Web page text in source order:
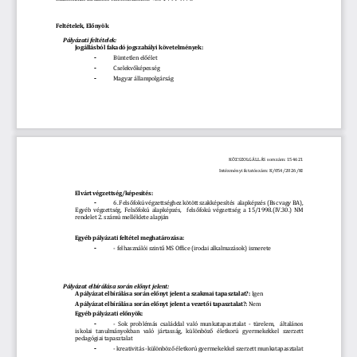
Feltételek, Előnyök
Pályázati feltételek:
Jogállásból fakadó jogszabályi követelmények:
-
Büntetlen előélet
-
Cselekvőképesség
-
Magyar állampolgárság
KÖZSZOLGÁLLÁS sorszám: 154621
Intézményi iktatószám: K/054/2026/KI
Elvárt végzettség/képesítés:
-
6. Felsőfokú végzettséghez kötött szakképesítés  alapképzés (Bsc vagy BA),
Egyéb  végzettség, Felsőfokú
  alapképzés,
felsőfokú
  végzettség  a  15/1998.(IV.30.)  NM
rendelet 2. számú melléklete alapján
Egyéb pályázati feltétel meghatározása:
-
- felhasználói szintű MS Office (irodai alkalmazások) ismerete
Pályázat elbírálása során előnyt jelent:
A pályázat elbírálása során előnyt jelent a szakmai tapasztalat?: Igen
A pályázat elbírálása során előnyt jelent a vezetői tapasztalat?: Nem
Egyéb pályázati előnyök:
-
-  Sok  problémás  családdal  való  munkatapasztalat  -  türelem,    általános
iskolai   tanulmányokban   való   jártasság,
különböző
   életkorú   gyermekekkel   szerzett
pedagógiai tapasztalat
-
- kreativitás -különböző életkorú gyermekekkel szerzett munkatapasztalat